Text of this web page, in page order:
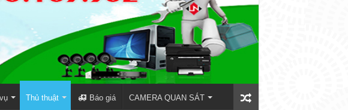
Thủ thuật Báo giá CAMERA QUAN SÁT